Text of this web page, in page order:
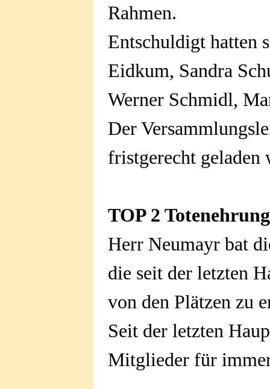
Rahmen.
Entschuldigt hatten
Eidkum, Sandra
Werner Schmidl,
Der
fristgerecht geladen
TOP 2 Totenehrung
Herr Neumayr bat
die seit der letzten
von den Plätzen zu
Seit der letzten
Mitglieder für